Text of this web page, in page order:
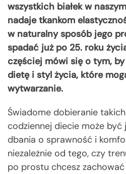
wszystkich białek w
nadaje tkankom
w naturalny sposób jego
spadać już po 25. roku
częściej mówi się o tym,
dietę i styl życia, które
wytwarzanie.
Świadome dobieranie
codziennej diecie może
dbania o sprawność i
niezależnie od tego, czy
po prostu chcesz